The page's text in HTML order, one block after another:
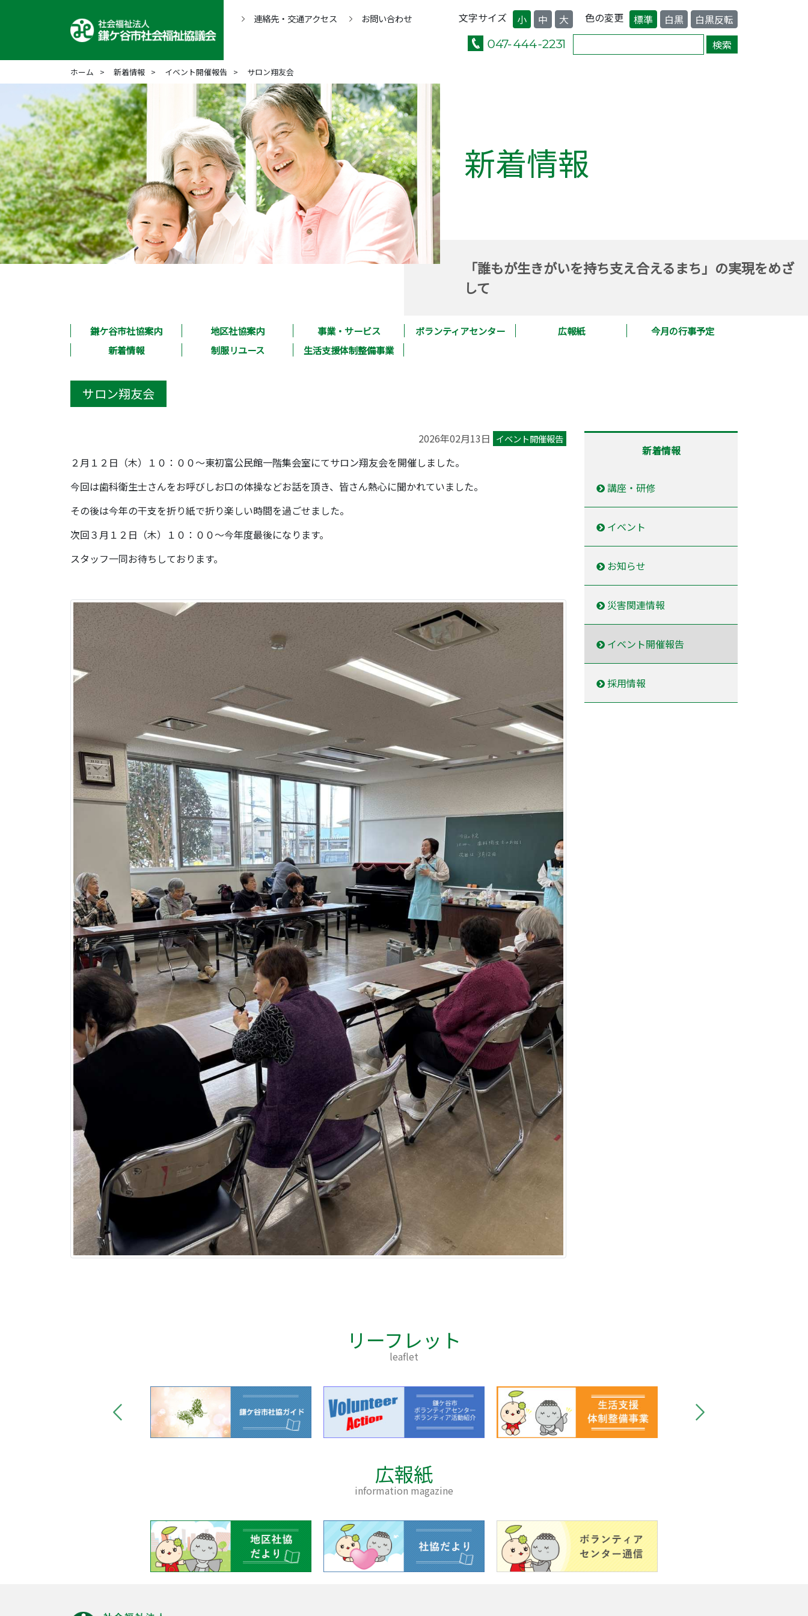
連絡先・交通アクセス お問い合わせ 文字サイズ 小 中 大 色の変更 標準 白黒 白黒反転
ホーム 新着情報 イベント開催報告 サロン翔友会
新着情報
「誰もが生きがいを持ち支え合えるまち」の実現をめざ
して
鎌ケ谷市社協案内 地区社協案内 事業・サービス ボランティアセンター 広報紙
今月の行事予定
新着情報
制服リユース 生活支援体制整備事業
サロン翔友会
2026年02月13日 イベント開催報告
２月１２日（木）１０：００～東初富公民館一階集会室にてサロン翔友会を開催しました。
今回は歯科衛生士さんをお呼びしお口の体操などお話を頂き、皆さん熱心に聞かれていました。
その後は今年の干支を折り紙で折り楽しい時間を過ごせました。
次回３月１２日（木）１０：００～今年度最後になります。
スタッフ一同お待ちしております。
新着情報
講座・研修
イベント
お知らせ
災害関連情報
イベント開催報告
採用情報
リーフレット
leaflet
広報紙
information magazine